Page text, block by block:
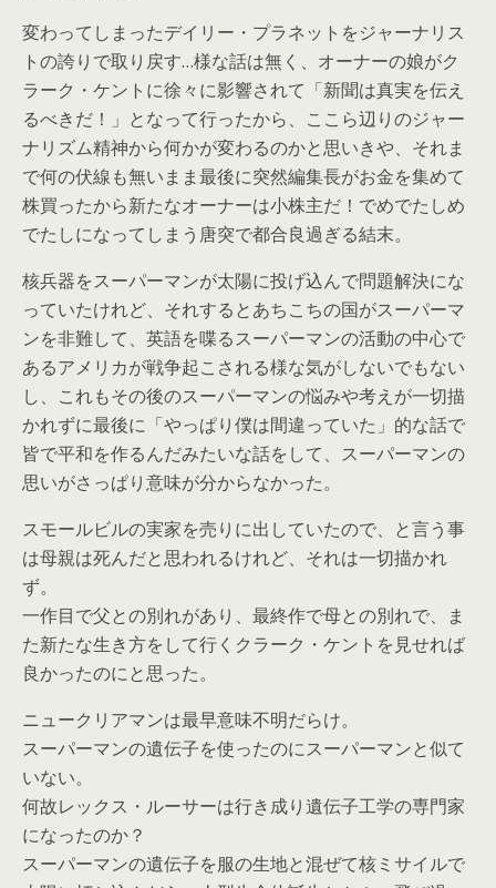
変わってしまったデイリー・プラネットをジャーナリス
トの誇りで取り戻す…様な話は無く、オーナーの娘がク
ラーク・ケントに徐々に影響されて「新聞は真実を伝え
るべきだ！」となって行ったから、ここら辺りのジャー
ナリズム精神から何かが変わるのかと思いきや、それま
で何の伏線も無いまま最後に突然編集長がお金を集めて
株買ったから新たなオーナーは小株主だ！でめでたしめ
でたしになってしまう唐突で都合良過ぎる結末。
核兵器をスーパーマンが太陽に投げ込んで問題解決にな
っていたけれど、それするとあちこちの国がスーパーマ
ンを非難して、英語を喋るスーパーマンの活動の中心で
あるアメリカが戦争起こされる様な気がしないでもない
し、これもその後のスーパーマンの悩みや考えが一切描
かれずに最後に「やっぱり僕は間違っていた」的な話で
皆で平和を作るんだみたいな話をして、スーパーマンの
思いがさっぱり意味が分からなかった。
スモールビルの実家を売りに出していたので、と言う事
は母親は死んだと思われるけれど、それは一切描かれ
ず。
一作目で父との別れがあり、最終作で母との別れで、ま
た新たな生き方をして行くクラーク・ケントを見せれば
良かったのにと思った。
ニュークリアマンは最早意味不明だらけ。
スーパーマンの遺伝子を使ったのにスーパーマンと似て
いない。
何故レックス・ルーサーは行き成り遺伝子工学の専門家
になったのか？
スーパーマンの遺伝子を服の生地と混ぜて核ミサイルで